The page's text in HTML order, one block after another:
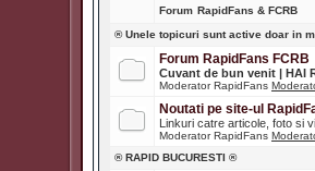
Forum RapidFans & FCRB
® Unele topicuri sunt active doar in
Forum RapidFans FCRB
Cuvant de bun venit | HAI
Moderator RapidFans
Noutati pe site-ul
Linkuri catre articole, foto si
Moderator RapidFans
® RAPID BUCURESTI ®